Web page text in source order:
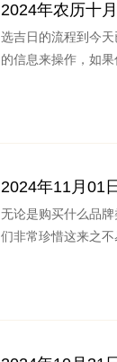
2024年农历十
选吉日的流程到今
的信息来操作，如果
2024年11月01
无论是购买什么品
们非常珍惜这来之不